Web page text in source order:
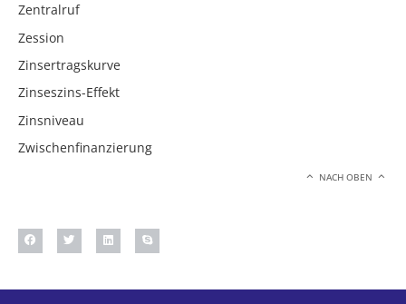
Zentralruf
Zession
Zinsertragskurve
Zinseszins-Effekt
Zinsniveau
Zwischenfinanzierung
NACH OBEN